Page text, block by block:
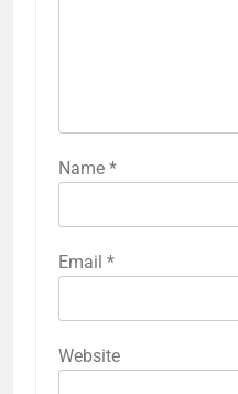
Name *
Email *
Website